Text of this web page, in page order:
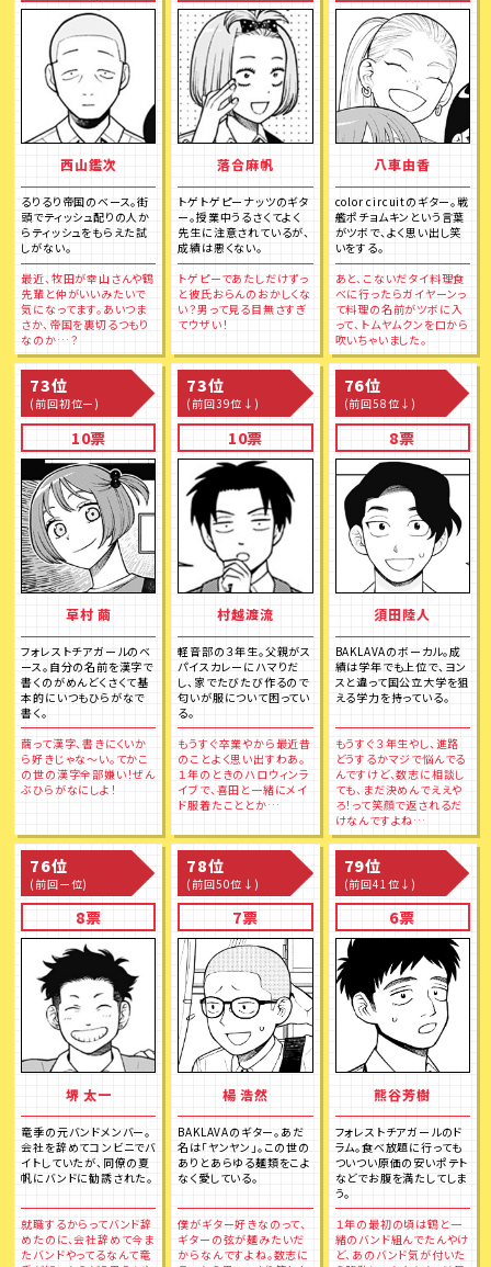
西山鑑次
るりるり帝国のベース。街
頭でティッシュ配りの人か
らティッシュをもらえた試
しがない。
最近、牧田が幸山さんや鶴
先輩と仲がいいみたいで
気になってます。あいつま
さか、帝国を裏切るつもり
なのか…？
落合麻帆
トゲトゲピーナッツのギタ
ー。授業中うるさくてよく
先生に注意されているが、
成績は悪くない。
トゲピーであたしだけずっ
と彼氏おらんのおかしくな
い？男って見る目無さすぎ
てウザい！
八車由香
color circuitのギター。戦
艦ポチョムキンという言葉
がツボで、よく思い出し笑
いをする。
あと、こないだタイ料理食
べに行ったらガイヤーンっ
て料理の名前がツボに入
って、トムヤムクンを口から
吹いちゃいました。
73位
(前回初位ー)
10票
草村 繭
フォレストチアガールのベ
ース。自分の名前を漢字で
書くのがめんどくさくて基
本的にいつもひらがなで
書く。
繭って漢字、書きにくいか
ら好きじゃな～い。てかこ
の世の漢字全部嫌い！ぜん
ぶひらがなにしよ！
73位
(前回39位↓)
10票
村越渡流
軽音部の３年生。父親がス
パイスカレーにハマりだ
し、家でたびたび作るので
匂いが服について困ってい
る。
もうすぐ卒業やから最近昔
のことよく思い出すわあ。
１年のときのハロウィンラ
イブで、喜田と一緒にメイ
ド服着たこととか…
76位
(前回58位↓)
8票
須田陸人
BAKLAVAのボーカル。成
績は学年でも上位で、ヨン
スと違って国公立大学を狙
える学力を持っている。
もうすぐ３年生やし、進路
どうするかマジで悩んでる
んですけど、数志に相談し
ても、まだ決めんでええや
ろ！って笑顔で返されるだ
けなんですよね…
76位
(前回ー位)
8票
堺 太一
竜季の元バンドメンバー。
会社を辞めてコンビニでバ
イトしていたが、同僚の夏
帆にバンドに勧誘された。
就職するからってバンド辞
めたのに、会社辞めて今ま
たバンドやってるなんて竜
78位
(前回50位↓)
7票
楊 浩然
BAKLAVAのギター。あだ
名は「ヤンヤン」。この世の
ありとあらゆる麺類をこよ
なく愛している。
僕がギター好きなのって、
ギターの弦が麺みたいだ
からなんですよね。数志に
79位
(前回41位↓)
6票
熊谷芳樹
フォレストチアガールのド
ラム。食べ放題に行っても
ついつい原価の安いポテト
などでお腹を満たしてしま
う。
１年の最初の頃は鶴と一
緒のバンド組んでたんやけ
ど、あのバンド気が付いた